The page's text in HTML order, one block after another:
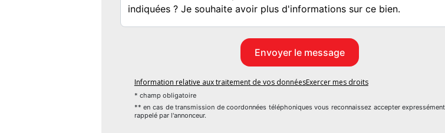
À l'extérieur, le jardin a été soigneusement aménagé avec des arbres, dont deux
un bassin en pierres avec des carpes, agrémenté de plusieurs systèmes de retour
agréable bruit de cascade. Quelques travaux extérieurs de finition peuvent s'envisager pour
À moins d'un kilomètre des premiers commerces et de l'école primaire, et à 6 km de
cette propriété est idéale pour une vie de famille sereine.
Information relative aux traitement de vos donnéesExercer mes droits
* champ obligatoire
** en cas de transmission de coordonnées téléphoniques vous reconnaissez accepter
rappelé par l'annonceur.